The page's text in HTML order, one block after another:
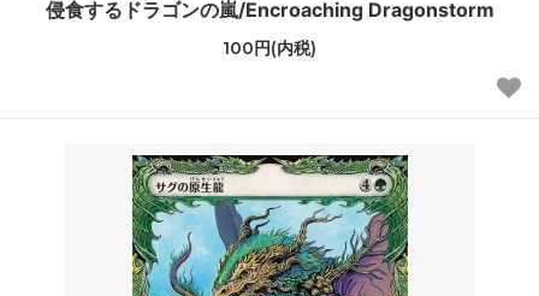
侵食するドラゴンの嵐/Encroaching Dragonstorm
100円(内税)